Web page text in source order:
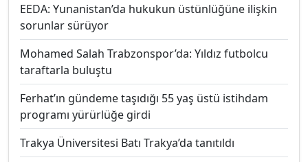
EEDA: Yunanistan’da hukukun üstünlüğüne ilişkin
sorunlar sürüyor
Mohamed Salah Trabzonspor’da: Yıldız futbolcu
taraftarla buluştu
Ferhat’ın gündeme taşıdığı 55 yaş üstü istihdam
programı yürürlüğe girdi
Trakya Üniversitesi Batı Trakya’da tanıtıldı